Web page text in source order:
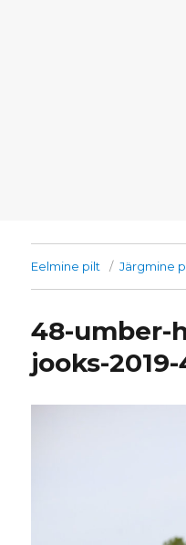
Eelmine pilt Järgmine
48-umber-
jooks-